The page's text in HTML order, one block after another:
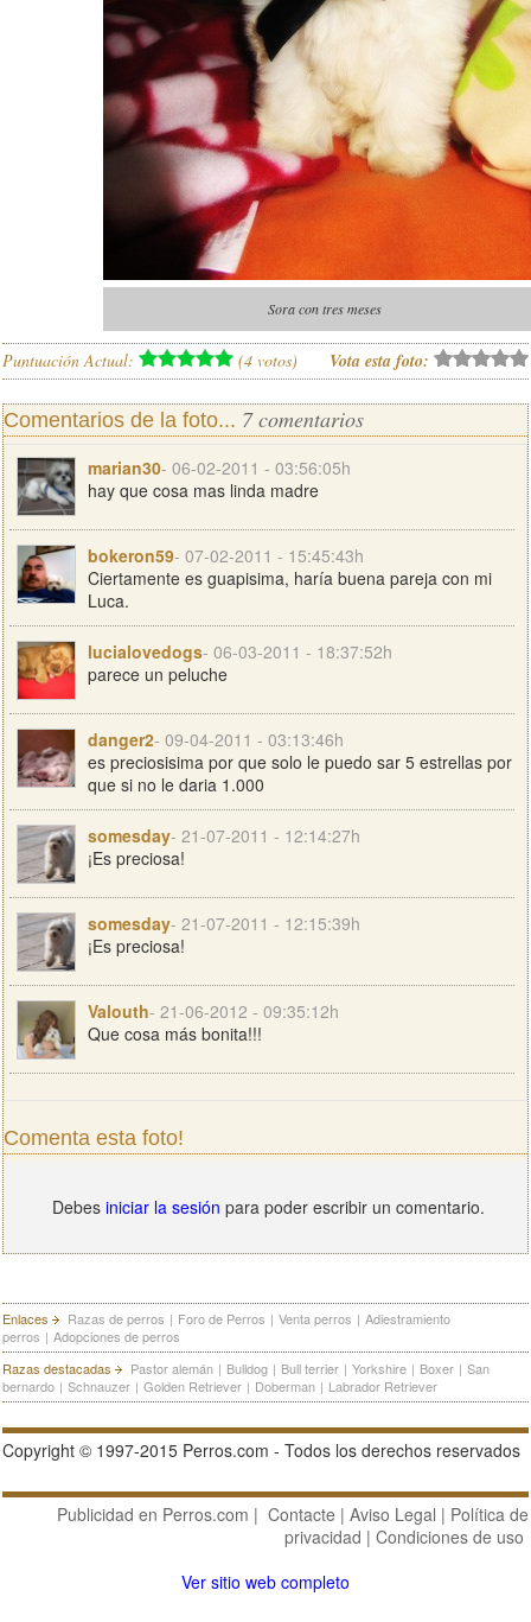
Sora con tres meses
Puntuación Actual: (4 votos) Vota esta foto:
Comentarios de la foto... 7 comentarios
marian30- 06-02-2011 - 03:56:05h
hay que cosa mas linda madre
bokeron59- 07-02-2011 - 15:45:43h
Ciertamente es guapisima, haría buena pareja con mi
Luca.
lucialovedogs- 06-03-2011 - 18:37:52h
parece un peluche
danger2- 09-04-2011 - 03:13:46h
es preciosisima por que solo le puedo sar 5 estrellas por
que si no le daria 1.000
somesday- 21-07-2011 - 12:14:27h
¡Es preciosa!
somesday- 21-07-2011 - 12:15:39h
¡Es preciosa!
Valouth- 21-06-2012 - 09:35:12h
Que cosa más bonita!!!
Comenta esta foto!
Debes iniciar la sesión para poder escribir un comentario.
Enlaces Razas de perros | Foro de Perros | Venta perros | Adiestramiento
perros | Adopciones de perros
Razas destacadas
Pastor alemán | Bulldog | Bull terrier | Yorkshire | Boxer | San
bernardo | Schnauzer | Golden Retriever | Doberman | Labrador Retriever
Copyright © 1997-2015 Perros.com - Todos los derechos reservados
Publicidad en Perros.com | Contacte | Aviso Legal | Política de
privacidad | Condiciones de uso
Ver sitio web completo